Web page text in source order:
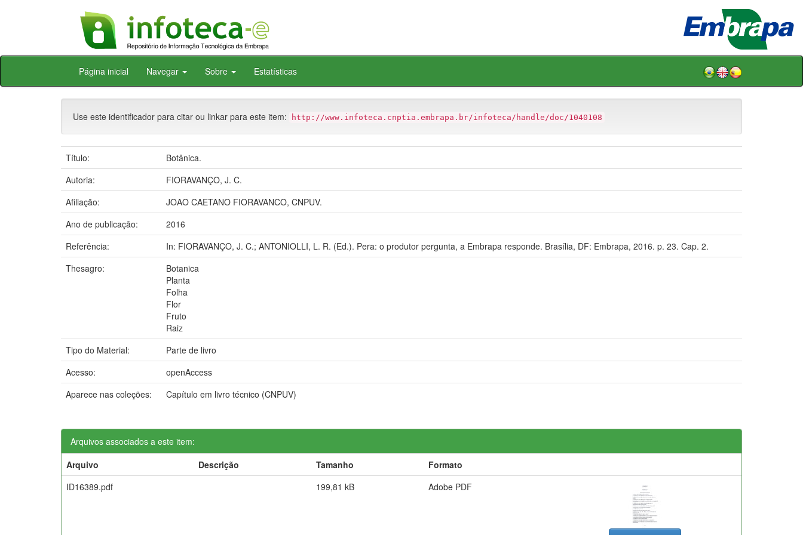
Skip
Página inicial Navegar Sobre Estatísticas
Use este identificador para citar ou linkar para este item: http://www.infoteca.cnptia.embrapa.br/infoteca/handle/doc/1040108
Título:
Botânica.
Autoria:
FIORAVANÇO, J. C.
Afiliação:
JOAO CAETANO FIORAVANCO, CNPUV.
Ano de publicação:
2016
Referência:
In: FIORAVANÇO, J. C.; ANTONIOLLI, L. R. (Ed.). Pera: o produtor pergunta, a Embrapa responde. Brasília, DF: Embrapa, 2016. p. 23. Cap. 2.
Thesagro:
Botanica
Planta
Folha
Flor
Fruto
Raiz
Tipo do Material:
Parte de livro
Acesso:
openAccess
Aparece nas coleções:
Capítulo em livro técnico (CNPUV)
Arquivos associados a este item:
Arquivo
Descrição Tamanho
Formato
ID16389.pdf
199,81 kB Adobe PDF